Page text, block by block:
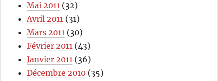
Mai 2011 (32)
Avril 2011 (31)
Mars 2011 (30)
Février 2011 (43)
Janvier 2011 (36)
Décembre 2010 (35)